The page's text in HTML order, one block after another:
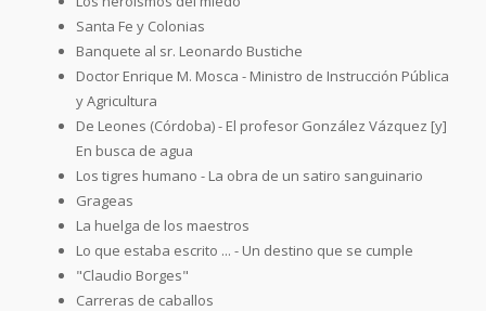
Santa Fe y Colonias
Banquete al sr. Leonardo Bustiche
Doctor Enrique M. Mosca - Ministro de Instrucción Pública
y Agricultura
De Leones (Córdoba) - El profesor González Vázquez [y]
En busca de agua
Los tigres humano - La obra de un satiro sanguinario
Grageas
La huelga de los maestros
Lo que estaba escrito ... - Un destino que se cumple
"Claudio Borges"
Carreras de caballos